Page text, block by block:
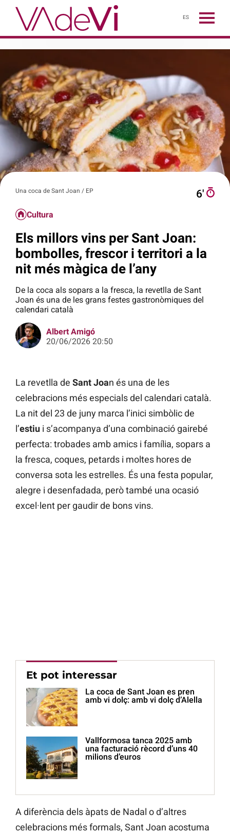
ES
Una coca de Sant Joan / EP 6′
Cultura
Els millors vins per Sant Joan:
bombolles, frescor i territori a la
nit més màgica de l’any
De la coca als sopars a la fresca, la revetlla de Sant
Joan és una de les grans festes gastronòmiques del
calendari català
Albert Amigó
20/06/2026 20:50
La revetlla de Sant Joan és una de les
celebracions més especials del calendari català.
La nit del 23 de juny marca l’inici simbòlic de
l’estiu i s’acompanya d’una combinació gairebé
perfecta: trobades amb amics i família, sopars a
la fresca, coques, petards i moltes hores de
conversa sota les estrelles. És una festa popular,
alegre i desenfadada, però també una ocasió
excel·lent per gaudir de bons vins.
Et pot interessar
La coca de Sant Joan es pren
amb vi dolç: amb vi dolç d’Alella
Vallformosa tanca 2025 amb
una facturació rècord d’uns 40
milions d’euros
A diferència dels àpats de Nadal o d’altres
celebracions més formals, Sant Joan acostuma